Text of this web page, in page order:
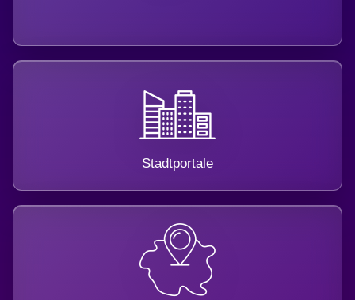
Stadtportale